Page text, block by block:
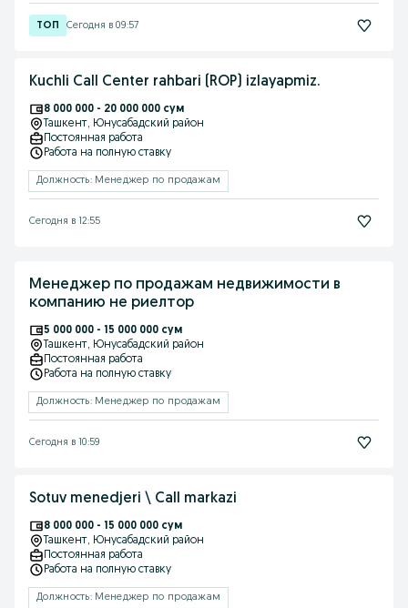
Сегодня в 09:57
Kuchli Call Center rahbari (ROP) izlayapmiz.
8 000 000 - 20 000 000 сум
Ташкент, Юнусабадский район
Постоянная работа
Работа на полную ставку
Должность: Менеджер по продажам
Сегодня в 12:55
Менеджер по продажам недвижимости в
компанию не риелтор
5 000 000 - 15 000 000 сум
Ташкент, Юнусабадский район
Постоянная работа
Работа на полную ставку
Должность: Менеджер по продажам
Сегодня в 10:59
Sotuv menedjeri \ Call markazi
8 000 000 - 15 000 000 сум
Ташкент, Юнусабадский район
Постоянная работа
Работа на полную ставку
Должность: Менеджер по продажам